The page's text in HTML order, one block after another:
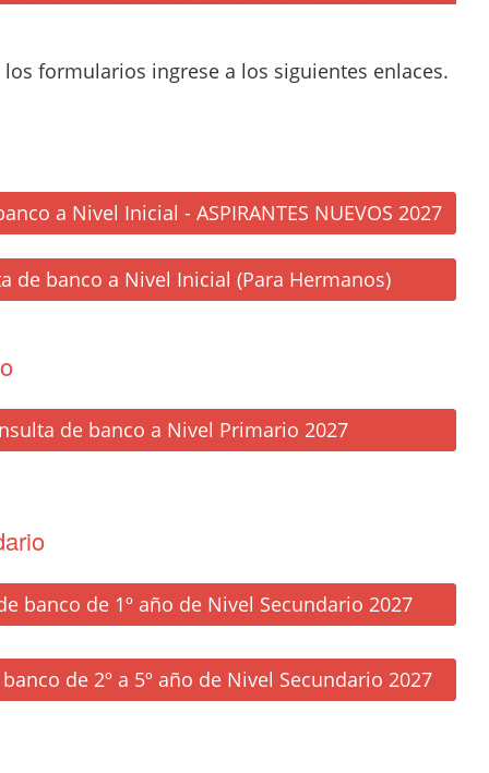
los formularios ingrese a los siguientes enlaces.
a Nivel Inicial - ASPIRANTES NUEVOS 2027
de banco a Nivel Inicial (Para Hermanos)
de banco a Nivel Primario 2027
banco de 1º año de Nivel Secundario 2027
de 2º a 5º año de Nivel Secundario 2027